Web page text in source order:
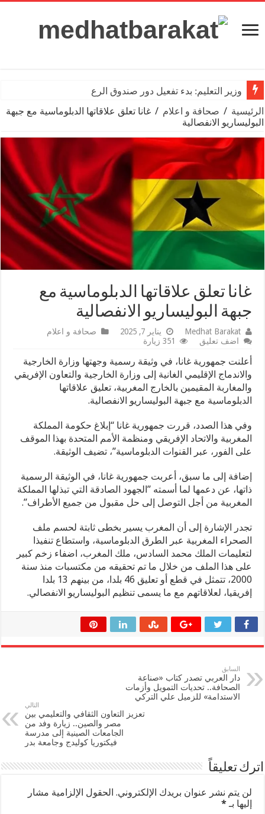
وزير التعليم: بدء تفعيل دور صندوق الرعاية الاج
الرئيسية / صحافة و اعلام / غانا تعلق علاقاتها الدبلوماسية مع جبهة
البوليساريو الانفصالية
غانا تعلق علاقاتها الدبلوماسية مع
جبهة البوليساريو الانفصالية
Medhat Barakat يناير 7, 2025
صحافة و اعلام
اضف تعليق
351 زيارة
أعلنت جمهورية غانا، في وثيقة رسمية وجهتها وزارة الخارجية
والاندماج الإقليمي الغانية إلى وزارة الخارجية والتعاون الإفريقي
والمغاربة المقيمين بالخارج المغربية، تعليق علاقاتها
الدبلوماسية مع جبهة البوليساريو الانفصالية.
وفي هذا الصدد، قررت جمهورية غانا “إبلاغ حكومة المملكة
المغربية والاتحاد الإفريقي ومنظمة الأمم المتحدة بهذا الموقف
على الفور، عبر القنوات الدبلوماسية”، تضيف الوثيقة.
إضافة إلى ما سبق، أعربت جمهورية غانا، في الوثيقة الرسمية
ذاتها، عن دعمها لما أسمته ”الجهود الصادقة التي تبذلها المملكة
المغربية من أجل التوصل إلى حل مقبول من جميع الأطراف”.
تجدر الإشارة إلى أن المغرب يسير بخطى ثابتة لحسم ملف
الصحراء المغربية عبر الطرق الدبلوماسية، واستطاع تنفيذا
لتعليمات الملك محمد السادس، ملك المغرب، اضفاء زخم كبير
على هذا الملف من خلال ما تم تحقيقه من مكتسبات منذ سنة
2000، تتمثل في قطع أو تعليق 46 بلدا، من بينهم 13 بلدا
إفريقيا، لعلاقاتهم مع ما يسمى تنظيم البوليساريو الانفصالي.
السابق
دار العربي تصدر كتاب «صناعة
الصحافة.. تحديات التمويل وأزمات
الاستدامة» للزميل علي التركي
التالي
تعزيز التعاون الثقافي والتعليمي بين
مصر والصين.. زيارة وفد من
الجامعات الصينية إلى مدرسة
فيكتوريا كوليدج وجامعة بدر
اترك تعليقاً
لن يتم نشر عنوان بريدك الإلكتروني. الحقول الإلزامية مشار
إليها بـ*